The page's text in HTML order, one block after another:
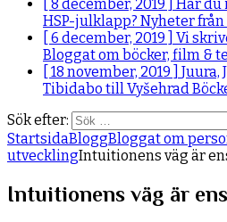
[ 8 december, 2019 ] Har du
HSP-julklapp? Nyheter från
[ 6 december, 2019 ] Vi
Bloggat om böcker, film &
[ 18 november, 2019 ] Juura,
Tibidabo till Vyšehrad
Sök efter:
StartsidaBloggBloggat om
utvecklingIntuitionens väg är
Intuitionens väg är